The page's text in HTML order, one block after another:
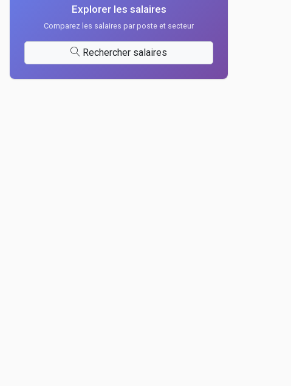
Explorer les salaires
Comparez les salaires par poste et secteur
Rechercher salaires